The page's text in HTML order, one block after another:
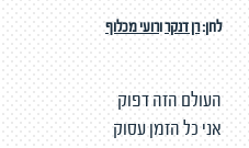
לחן:רן דנקרורועי מכלוף
העולם הזה דפוק
אני כל הזמן עסוק